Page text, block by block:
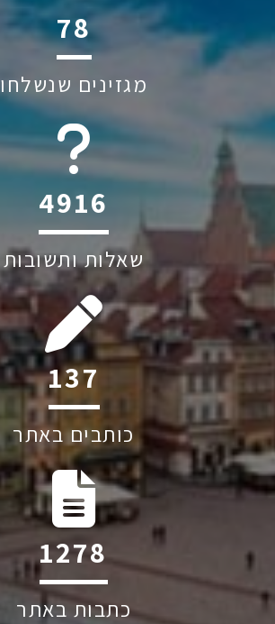
108
מגזינים שנשלחו
6045
שאלות ותשובות
190
כותבים באתר
1765
כתבות באתר